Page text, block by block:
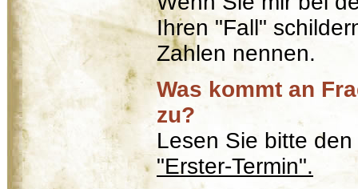
Ihren "Fall"
Zahlen nennen.
Was kommt an
zu?
Lesen Sie bitte
"Erster-Termin".